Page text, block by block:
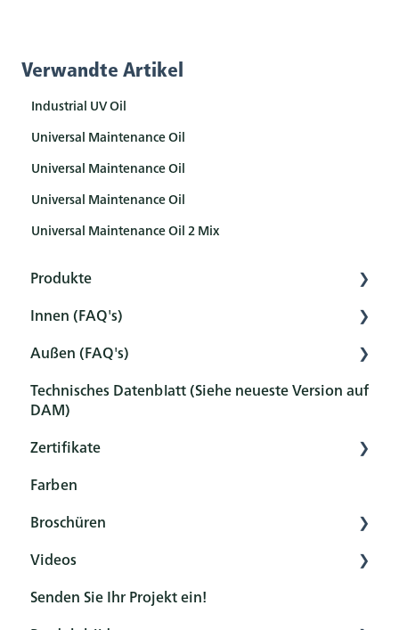
Verwandte Artikel
Industrial UV Oil
Universal Maintenance Oil
Universal Maintenance Oil
Universal Maintenance Oil
Universal Maintenance Oil 2 Mix
Produkte
Innere
Außen
Werkzeug
Innen (FAQ's)
Vorbereitung
Vorbehandlung
Außen (FAQ's)
Vorbehandlung
Technisches Datenblatt (Siehe neueste Version auf
DAM)
Zertifikate
Übersicht
Zertifikate
Farben
Broschüren
Allgemein
Produkt
Videos
Rubio Monocoat YouTube-Kanal
Senden Sie Ihr Projekt ein!